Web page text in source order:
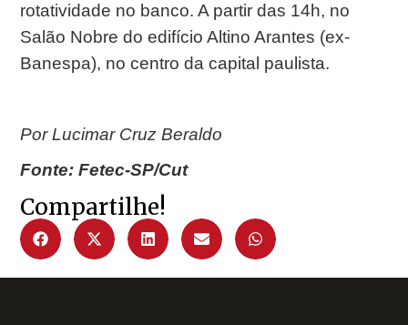
rotatividade no banco. A partir das 14h, no
Salão Nobre do edifício Altino Arantes (ex-
Banespa), no centro da capital paulista.
Por Lucimar Cruz Beraldo
Fonte: Fetec-SP/Cut
Compartilhe!